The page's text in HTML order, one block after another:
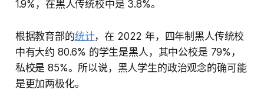
1.9%，在黑人传统校中是 3.8%。
根据教育部的统计，在 2022 年，四年制黑人传统校
中有大约 80.6% 的学生是黑人，其中公校是 79%，
私校是 85%。所以说，黑人学生的政治观念的确可能
是更加两极化。